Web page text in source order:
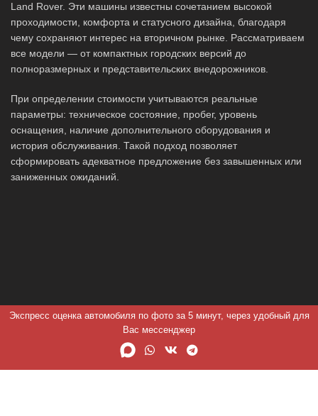
Land Rover. Эти машины известны сочетанием высокой
проходимости, комфорта и статусного дизайна, благодаря
чему сохраняют интерес на вторичном рынке. Рассматриваем
все модели — от компактных городских версий до
полноразмерных и представительских внедорожников.
При определении стоимости учитываются реальные
параметры: техническое состояние, пробег, уровень
оснащения, наличие дополнительного оборудования и
история обслуживания. Такой подход позволяет
сформировать адекватное предложение без завышенных или
заниженных ожиданий.
Экспресс оценка автомобиля по фото за 5 минут, через удобный для
Вас мессенджер